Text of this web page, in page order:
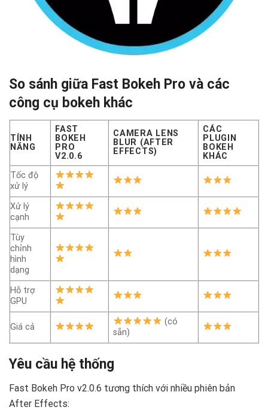
So sánh giữa Fast Bokeh Pro và các
công cụ bokeh khác
TÍNH
NĂNG
FAST
BOKEH
PRO
V2.0.6
CAMERA LENS
BLUR (AFTER
EFFECTS)
CÁC
PLUGIN
BOKEH
KHÁC
Tốc độ
xử lý
Xử lý
cạnh
Tùy
chỉnh
hình
dạng
Hỗ trợ
GPU
Giá cả
(có
sẵn)
Yêu cầu hệ thống
Fast Bokeh Pro v2.0.6 tương thích với nhiều phiên bản
After Effects: